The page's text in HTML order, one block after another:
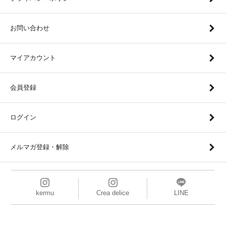
お問い合わせ
マイアカウント
会員登録
ログイン
メルマガ登録・解除
kermu Crea delice LINE